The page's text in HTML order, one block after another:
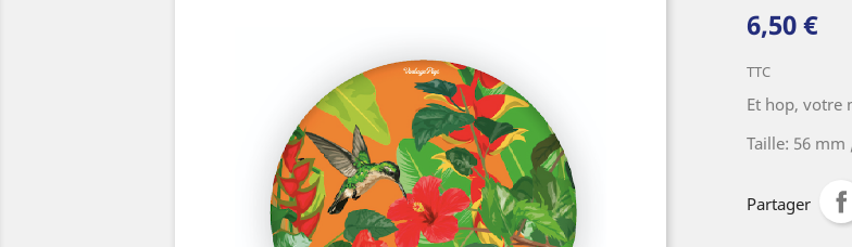
6,50 €
TTC
Et hop, votre
Taille: 56
Partager